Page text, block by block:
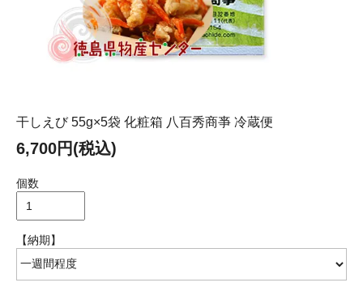
干しえび 55g×5袋 化粧箱 八百秀商亊 冷蔵便
6,700円(税込)
個数
【納期】